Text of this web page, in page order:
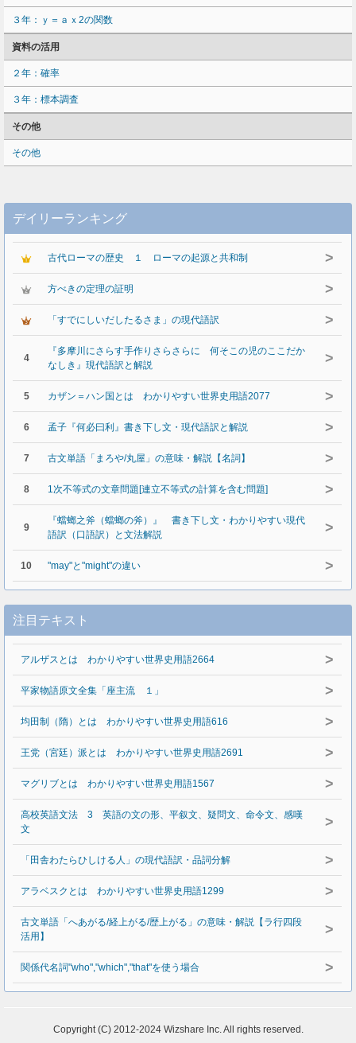
３年：ｙ＝ａｘ2の関数
資料の活用
２年：確率
３年：標本調査
その他
その他
デイリーランキング
古代ローマの歴史 １ ローマの起源と共和制 >
方べきの定理の証明 >
「すでにしいだしたるさま」の現代語訳 >
4
『多摩川にさらす手作りさらさらに 何そこの児のここだか
なしき』現代語訳と解説
>
5 カザン＝ハン国とは わかりやすい世界史用語2077 >
6 孟子『何必曰利』書き下し文・現代語訳と解説 >
7 古文単語「まろや/丸屋」の意味・解説【名詞】 >
8 1次不等式の文章問題[連立不等式の計算を含む問題] >
9
『蟷螂之斧（蟷螂の斧）』 書き下し文・わかりやすい現代
語訳（口語訳）と文法解説
>
10 "may"と"might"の違い >
注目テキスト
アルザスとは わかりやすい世界史用語2664 >
平家物語原文全集「座主流 １」 >
均田制（隋）とは わかりやすい世界史用語616 >
王党（宮廷）派とは わかりやすい世界史用語2691 >
マグリブとは わかりやすい世界史用語1567 >
高校英語文法 3 英語の文の形、平叙文、疑問文、命令文、感嘆
文
>
「田舎わたらひしける人」の現代語訳・品詞分解 >
アラベスクとは わかりやすい世界史用語1299 >
古文単語「へあがる/経上がる/歴上がる」の意味・解説【ラ行四段
活用】
>
関係代名詞"who","which","that"を使う場合 >
Copyright (C) 2012-2024 Wizshare Inc. All rights reserved.